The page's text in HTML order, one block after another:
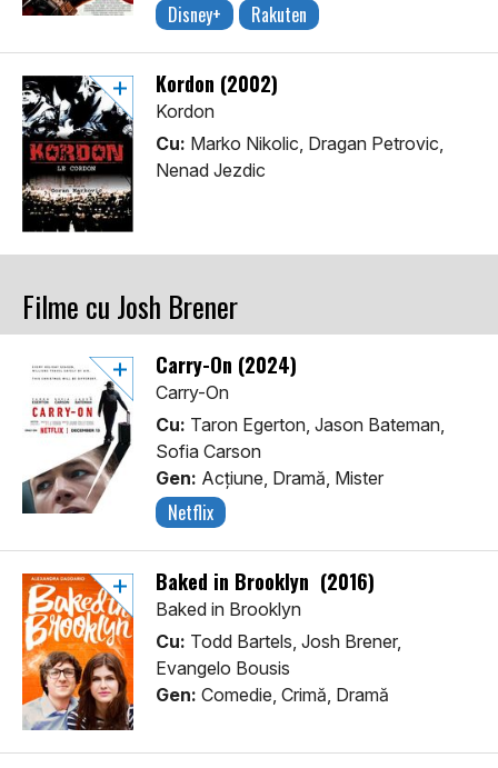
Disney+ Rakuten
Kordon (2002)
Kordon
Cu: Marko Nikolic, Dragan Petrovic,
Nenad Jezdic
Filme cu Josh Brener
Carry-On (2024)
Carry-On
Cu: Taron Egerton, Jason Bateman,
Sofia Carson
Gen: Acţiune, Dramă, Mister
Netflix
Baked in Brooklyn (2016)
Baked in Brooklyn
Cu: Todd Bartels, Josh Brener,
Evangelo Bousis
Gen: Comedie, Crimă, Dramă